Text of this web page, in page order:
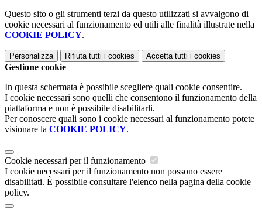
Questo sito o gli strumenti terzi da questo utilizzati si avvalgono di
cookie necessari al funzionamento ed utili alle finalità illustrate nella
COOKIE POLICY.
Personalizza Rifiuta tutti i cookies Accetta tutti i cookies
Gestione cookie
In questa schermata è possibile scegliere quali cookie consentire.
I cookie necessari sono quelli che consentono il funzionamento della
piattaforma e non è possibile disabilitarli.
Per conoscere quali sono i cookie necessari al funzionamento potete
visionare la COOKIE POLICY.
Cookie necessari per il funzionamento
I cookie necessari per il funzionamento non possono essere
disabilitati. È possibile consultare l'elenco nella pagina della cookie
policy.